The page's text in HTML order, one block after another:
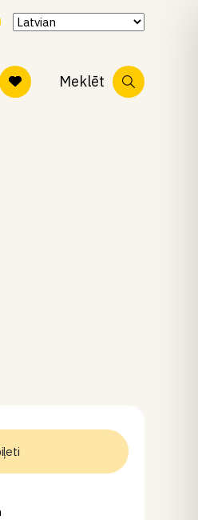
Meklēt